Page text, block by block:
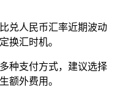
兑人民币汇率近期波动
换汇时机。
种支付方式，建议选择
额外费用。